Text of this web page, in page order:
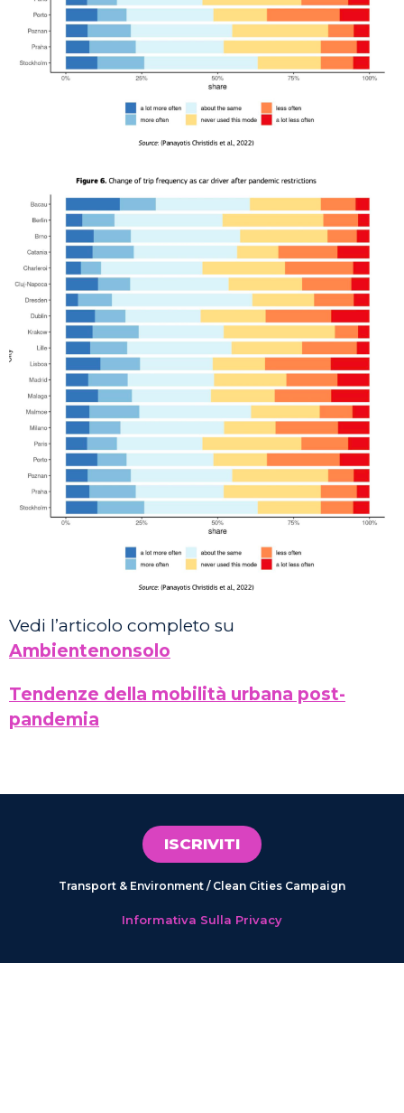
Vedi l’articolo completo su
Ambientenonsolo
Tendenze della mobilità urbana post-
pandemia
ISCRIVITI
Transport & Environment / Clean Cities Campaign
Informativa Sulla Privacy